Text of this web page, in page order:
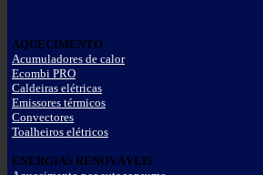
AQUECIMENTO
Acumuladores de calor
Ecombi PRO
Caldeiras elétricas
Emissores térmicos
Convectores
Toalheiros elétricos
ENERGIAS RENOVÁVEIS